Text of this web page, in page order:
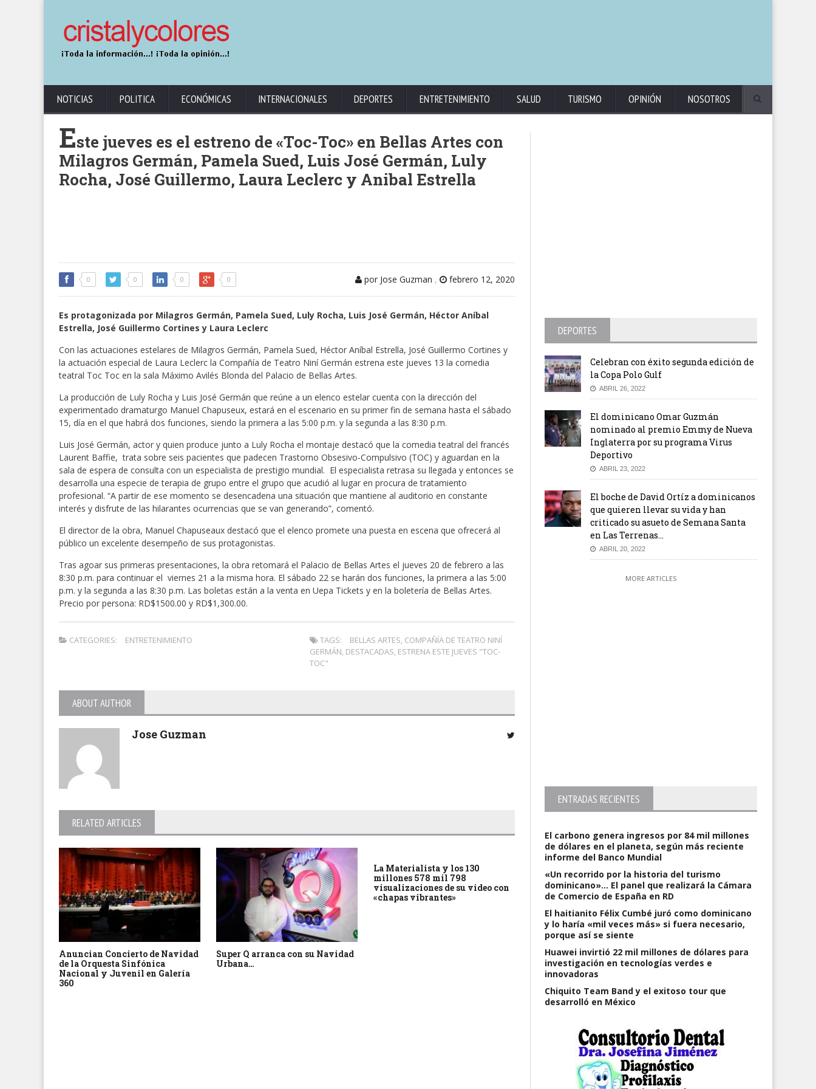
NOTICIAS POLITICA ECONÓMICAS INTERNACIONALES DEPORTES ENTRETENIMIENTO SALUD TURISMO OPINIÓN NOSOTROS
Este jueves es el estreno de «Toc-Toc» en Bellas Artes con
Milagros Germán, Pamela Sued, Luis José Germán, Luly
Rocha, José Guillermo, Laura Leclerc y Anibal Estrella
0 0 0 0 por Jose Guzman , febrero 12, 2020
Es protagonizada por Milagros Germán, Pamela Sued, Luly Rocha, Luis José Germán, Héctor Aníbal
Estrella, José Guillermo Cortines y Laura Leclerc
Con las actuaciones estelares de Milagros Germán, Pamela Sued, Héctor Aníbal Estrella, José Guillermo Cortines y
la actuación especial de Laura Leclerc la Compañía de Teatro Niní Germán estrena este jueves 13 la comedia
teatral Toc Toc en la sala Máximo Avilés Blonda del Palacio de Bellas Artes.
La producción de Luly Rocha y Luis José Germán que reúne a un elenco estelar cuenta con la dirección del
experimentado dramaturgo Manuel Chapuseux, estará en el escenario en su primer fin de semana hasta el sábado
15, día en el que habrá dos funciones, siendo la primera a las 5:00 p.m. y la segunda a las 8:30 p.m.
Luis José Germán, actor y quien produce junto a Luly Rocha el montaje destacó que la comedia teatral del francés
Laurent Baffie, trata sobre seis pacientes que padecen Trastorno Obsesivo-Compulsivo (TOC) y aguardan en la
sala de espera de consulta con un especialista de prestigio mundial. El especialista retrasa su llegada y entonces se
desarrolla una especie de terapia de grupo entre el grupo que acudió al lugar en procura de tratamiento
profesional. “A partir de ese momento se desencadena una situación que mantiene al auditorio en constante
interés y disfrute de las hilarantes ocurrencias que se van generando”, comentó.
El director de la obra, Manuel Chapuseaux destacó que el elenco promete una puesta en escena que ofrecerá al
público un excelente desempeño de sus protagonistas.
Tras agoar sus primeras presentaciones, la obra retomará el Palacio de Bellas Artes el jueves 20 de febrero a las
8:30 p.m. para continuar el viernes 21 a la misma hora. El sábado 22 se harán dos funciones, la primera a las 5:00
p.m. y la segunda a las 8:30 p.m. Las boletas están a la venta en Uepa Tickets y en la boletería de Bellas Artes.
Precio por persona: RD$1500.00 y RD$1,300.00.
CATEGORIES: ENTRETENIMIENTO TAGS: BELLAS ARTES, COMPAÑÍA DE TEATRO NINÍ
GERMÁN, DESTACADAS, ESTRENA ESTE JUEVES "TOC-
TOC"
ABOUT AUTHOR
Jose Guzman
RELATED ARTICLES
Anuncian Concierto de Navidad
de la Orquesta Sinfónica
Nacional y Juvenil en Galería
360
Super Q arranca con su Navidad
Urbana…
La Materialista y los 130
millones 578 mil 798
visualizaciones de su video con
«chapas vibrantes»
Carlos Sánchez y Juan Carlos
Pichardo… No se lo pierdan esta
noche en Escenario 360… Pa’ que
Raulín Rodríguez se disculpa
ante público de Chicago,
lleno
DEPORTES
Celebran con éxito segunda edición de
la Copa Polo Gulf
ABRIL 26, 2022
El dominicano Omar Guzmán
nominado al premio Emmy de Nueva
Inglaterra por su programa Virus
Deportivo
ABRIL 23, 2022
El boche de David Ortíz a dominicanos
que quieren llevar su vida y han
criticado su asueto de Semana Santa
en Las Terrenas…
ABRIL 20, 2022
MORE ARTICLES
ENTRADAS RECIENTES
El carbono genera ingresos por 84 mil millones
de dólares en el planeta, según más reciente
informe del Banco Mundial
«Un recorrido por la historia del turismo
dominicano»… El panel que realizará la Cámara
de Comercio de España en RD
El haitianito Félix Cumbé juró como dominicano
y lo haría «mil veces más» si fuera necesario,
porque así se siente
Huawei invirtió 22 mil millones de dólares para
investigación en tecnologías verdes e
innovadoras
Chiquito Team Band y el exitoso tour que
desarrolló en México